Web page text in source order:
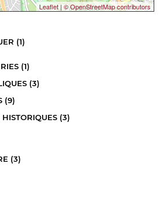
Leaflet|© OpenStreetMap contributors
(1)
(1)
(3)
(9)
HISTORIQUES (3)
(3)